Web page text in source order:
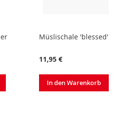
Müslischale 'blessed'
11,95 €
In den Warenkorb